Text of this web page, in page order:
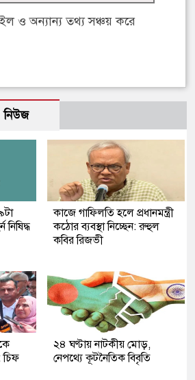
ও অন্যান্য তথ্য সঞ্চয় করে
নিষিদ্ধ
কাজে গাফিলতি হলে প্রধানমন্ত্রী
কঠোর ব্যবস্থা নিচ্ছেন: রুহুল
কবির রিজভী
চিফ
২৪ ঘণ্টায় নাটকীয় মোড়,
নেপথ্যে কূটনৈতিক বিবৃতি